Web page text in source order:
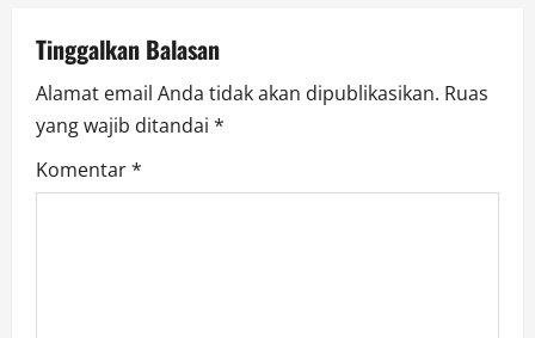
o
n
Tinggalkan Balasan
Alamat email Anda tidak akan dipublikasikan. Ruas
yang wajib ditandai *
Komentar*